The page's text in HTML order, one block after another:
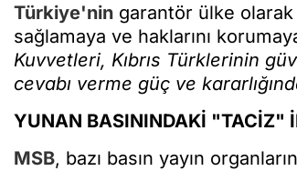
Türkiye'nin garantör ülke
sağlamaya ve haklarını
Kuvvetleri, Kıbrıs Türklerinin
cevabı verme güç ve
YUNAN BASININDAKİ "TACİZ"
MSB, bazı basın yayın